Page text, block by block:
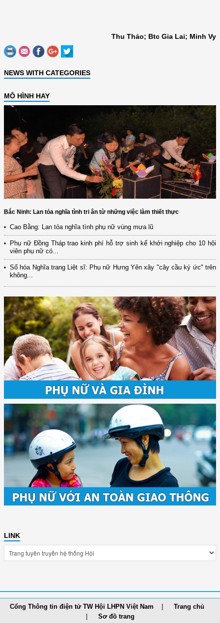
Thu Thảo; Btc Gia Lai; Minh Vy
NEWS WITH CATEGORIES
MÔ HÌNH HAY
Bắc Ninh: Lan tỏa nghĩa tình tri ân từ những việc làm thiết thực
Cao Bằng: Lan tỏa nghĩa tình phụ nữ vùng mưa lũ
Phụ nữ Đồng Tháp trao kinh phí hỗ trợ sinh kế khởi nghiệp cho 10 hội
viên phụ nữ có...
Số hóa Nghĩa trang Liệt sĩ: Phụ nữ Hưng Yên xây "cây cầu ký ức" trên
không...
LINK
Cổng Thông tin điện tử TW Hội LHPN Việt Nam
Trang chủ
Sơ đồ trang